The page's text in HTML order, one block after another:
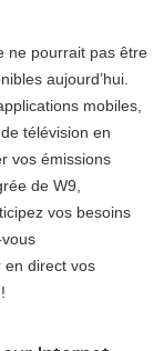
ne pourrait pas être
aujourd’hui.
mobiles,
télévision en
vos émissions
de W9,
vos besoins
en direct vos